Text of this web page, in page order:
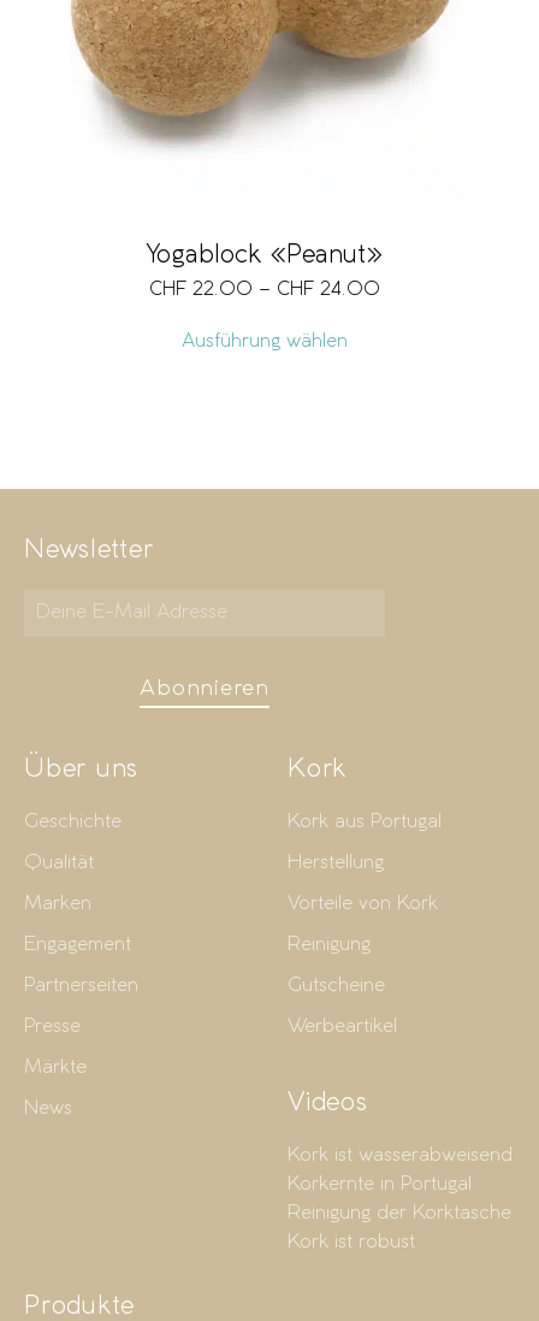
Yogablock «Peanut»
CHF 22.00 – CHF 24.00
Ausführung wählen
Newsletter
Abonnieren
Über uns
Geschichte
Qualität
Marken
Engagement
Partnerseiten
Presse
Märkte
News
Kork
Kork aus Portugal
Herstellung
Vorteile von Kork
Reinigung
Gutscheine
Werbeartikel
Videos
Kork ist wasserabweisend
Korkernte in Portugal
Reinigung der Korktasche
Kork ist robust
Produkte